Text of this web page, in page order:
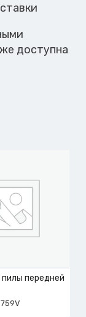
доступна
пилы передней